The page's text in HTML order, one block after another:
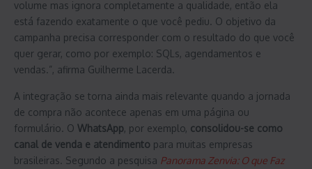
volume mas ignora completamente a qualidade, então ela
está fazendo exatamente o que você pediu. O objetivo da
campanha precisa corresponder com o resultado do que você
quer gerar, como por exemplo: SQLs, agendamentos e
vendas.”, afirma Guilherme Lacerda.
A integração se torna ainda mais relevante quando a jornada
de compra não acontece apenas em uma página ou
formulário. O WhatsApp, por exemplo, consolidou-se como
canal de venda e atendimento para muitas empresas
brasileiras. Segundo a pesquisa Panorama Zenvia: O que Faz